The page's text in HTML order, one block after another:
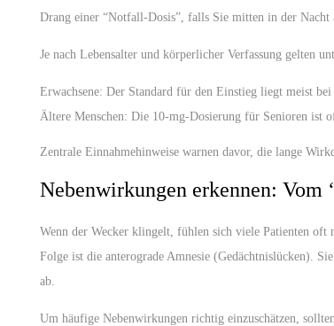
Drang einer “Notfall-Dosis”, falls Sie mitten in der
Je nach Lebensalter und körperlicher Verfassung gelten
Erwachsene: Der Standard für den Einstieg liegt meist bei
Ältere Menschen: Die 10-mg-Dosierung für Senioren ist
Zentrale Einnahmehinweise warnen davor, die lange
Nebenwirkungen erkennen: Vom
Wenn der Wecker klingelt, fühlen sich viele Patienten oft
Folge ist die anterograde Amnesie (Gedächtnislücken).
ab.
Um häufige Nebenwirkungen richtig einzuschätzen,